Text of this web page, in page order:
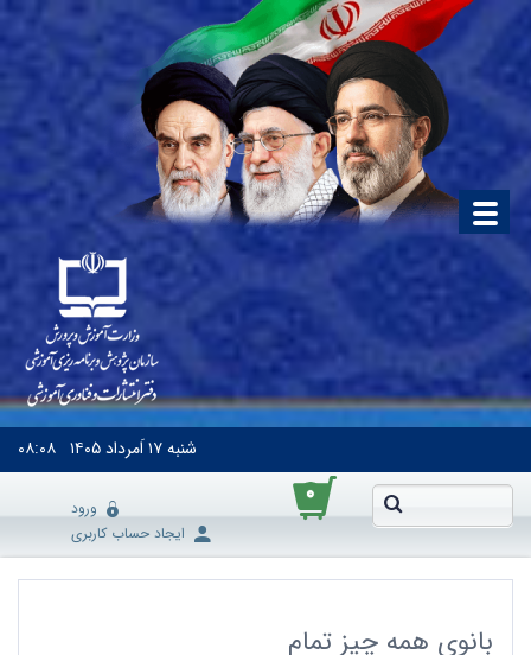
شنبه۱۷ اَمرداد ۱۴۰۵ ۰۸:۰۸
۰
ورود
ایجاد حساب کاربری
بانوی همه چیز تمام